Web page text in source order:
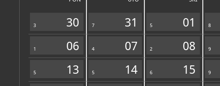
3 30 7 31 5 01 8
1 06 4 07 2 08 9
5 13 5 14 6 15 9
OPĆI PODACI